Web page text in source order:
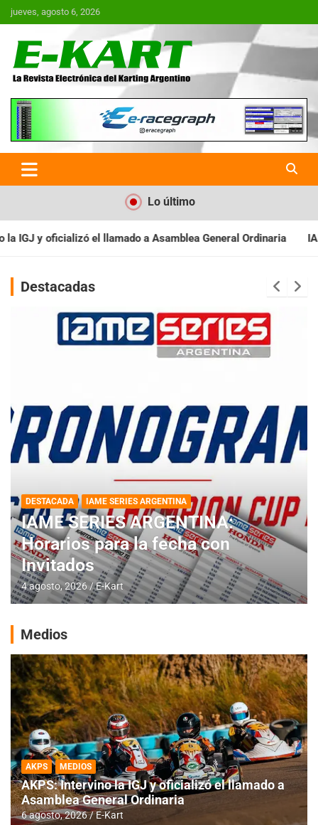
Saltar
al
jueves, agosto 6, 2026
E-Kart.com.ar | La Revista
Electrónica del Karting en
Argentina
Lo último
General Ordinaria IAME SERIES ARGENTINA: Baradero
Destacadas
DESTACADA IAME SERIES ARGENTINA
IAME SERIES ARGENTINA:
Horarios para la fecha con
Invitados
4 agosto, 2026 E-Kart
Medios
AKPS MEDIOS
AKPS: Intervino la IGJ y oficializó el llamado a
Asamblea General Ordinaria
6 agosto, 2026 E-Kart